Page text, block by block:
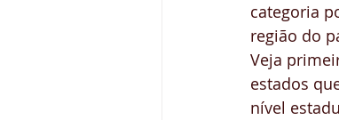
categoria
região do
Veja
estados
nível